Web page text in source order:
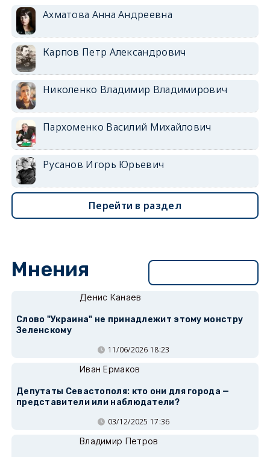
Ахматова Анна Андреевна
Карпов Петр Александрович
Николенко Владимир Владимирович
Пархоменко Василий Михайлович
Русанов Игорь Юрьевич
Перейти в раздел
Мнения
Денис Канаев
Слово "Украина" не принадлежит этому монстру
Зеленскому
11/06/2026 18:23
Иван Ермаков
Депутаты Севастополя: кто они для города —
представители или наблюдатели?
03/12/2025 17:36
Владимир Петров